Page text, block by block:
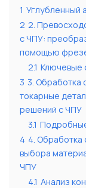
1 Углубленный
2 2.
с ЧПУ:
помощью
2.1 Ключевые
3 3. Обработка
токарные
решений с ЧПУ
3.1
4 4. Обработка
выбора
ЧПУ
4.1 Анализ